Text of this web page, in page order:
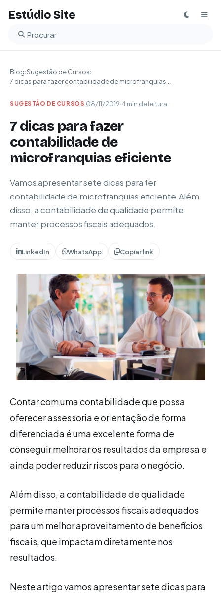
Estúdio Site
Buscar no blog
Blog›Sugestão de Cursos›
7 dicas para fazer contabilidade de microfranquias...
SUGESTÃO DE CURSOS·08/11/2019·4 min de leitura
7 dicas para fazer
contabilidade de
microfranquias eficiente
Vamos apresentar sete dicas para ter
contabilidade de microfranquias eficiente.Além
disso, a contabilidade de qualidade permite
manter processos fiscais adequados.
LinkedIn WhatsApp Copiar link
Contar com uma contabilidade que possa
oferecer assessoria e orientação de forma
diferenciada é uma excelente forma de
conseguir melhorar os resultados da empresa e
ainda poder reduzir riscos para o negócio.
Além disso, a contabilidade de qualidade
permite manter processos fiscais adequados
para um melhor aproveitamento de benefícios
fiscais, que impactam diretamente nos
resultados.
Neste artigo vamos apresentar sete dicas para